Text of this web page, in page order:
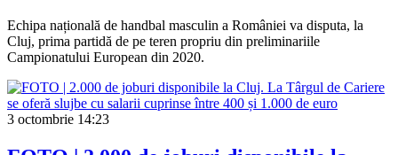
Echipa națională de handbal masculin a României va disputa, la
Cluj, prima partidă de pe teren propriu din preliminariile
Campionatului European din 2020.
3 octombrie 14:23